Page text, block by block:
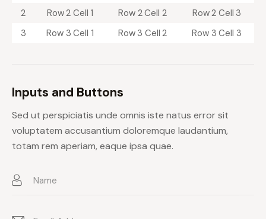
2
Row 2 Cell 1 Row 2 Cell 2
Row 2 Cell 3
3
Row 3 Cell 1 Row 3 Cell 2 Row 3 Cell 3
Inputs and Buttons
Sed ut perspiciatis unde omnis iste natus error sit
voluptatem accusantium doloremque laudantium,
totam rem aperiam, eaque ipsa quae.